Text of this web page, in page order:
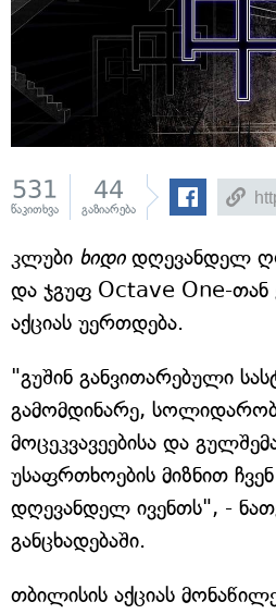
531
წაკითხვა
44
გაზიარება
კლუბი ხიდი დღევანდელ
და ჯგუფ Octave One-
აქციას უერთდება.
"გუშინ განვითარებული
გამომდინარე,
მოცეკვავეებისა და
უსაფრთხოების მიზნით
დღევანდელ ივენთს", -
განცხადებაში.
თბილისის აქციას